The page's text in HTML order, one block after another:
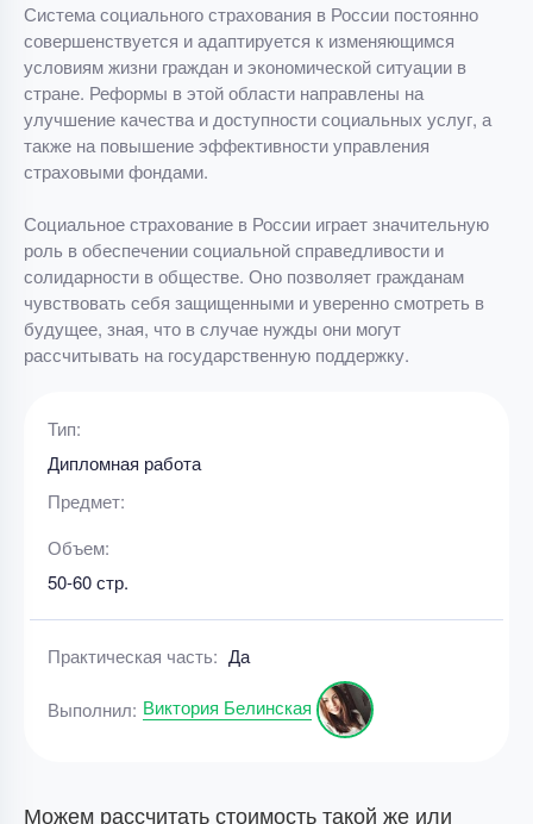
Система социального страхования в России постоянно
совершенствуется и адаптируется к изменяющимся
условиям жизни граждан и экономической ситуации в
стране. Реформы в этой области направлены на
улучшение качества и доступности социальных услуг, а
также на повышение эффективности управления
страховыми фондами.
Социальное страхование в России играет значительную
роль в обеспечении социальной справедливости и
солидарности в обществе. Оно позволяет гражданам
чувствовать себя защищенными и уверенно смотреть в
будущее, зная, что в случае нужды они могут
рассчитывать на государственную поддержку.
Тип:
Дипломная работа
Предмет:
Объем:
50-60 стр.
Практическая часть: Да
Выполнил: Виктория Белинская
Можем рассчитать стоимость такой же или